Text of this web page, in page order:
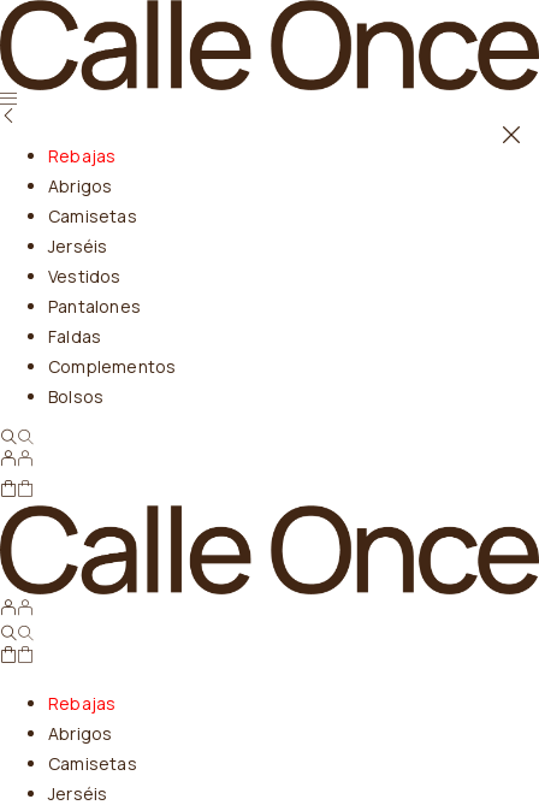
Rebajas
Abrigos
Camisetas
Jerséis
Vestidos
Pantalones
Faldas
Complementos
Bolsos
Rebajas
Abrigos
Camisetas
Jerséis